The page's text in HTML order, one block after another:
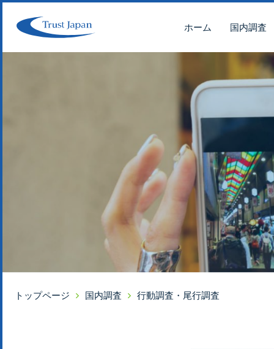
ホーム 国内調査
トップページ 国内調査 行動調査・尾行調査